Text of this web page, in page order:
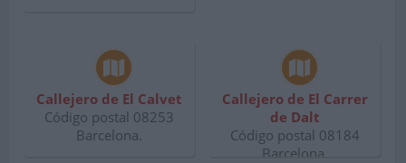
Callejero de El Calvet
Código postal 08253
Barcelona.
Callejero de El Carrer
de Dalt
Código postal 08184
Barcelona.